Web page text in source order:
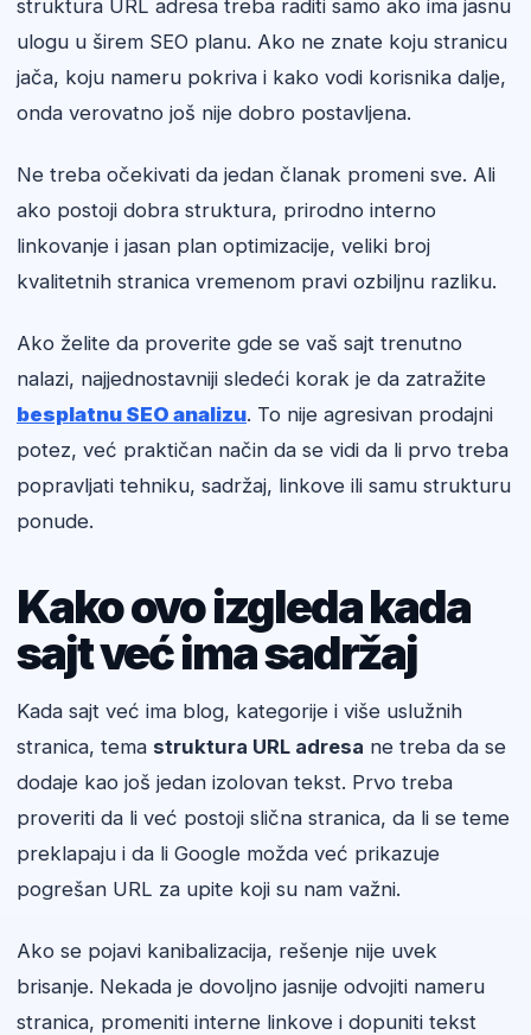
struktura URL adresa treba raditi samo ako ima jasnu
ulogu u širem SEO planu. Ako ne znate koju stranicu
jača, koju nameru pokriva i kako vodi korisnika dalje,
onda verovatno još nije dobro postavljena.
Ne treba očekivati da jedan članak promeni sve. Ali
ako postoji dobra struktura, prirodno interno
linkovanje i jasan plan optimizacije, veliki broj
kvalitetnih stranica vremenom pravi ozbiljnu razliku.
Ako želite da proverite gde se vaš sajt trenutno
nalazi, najjednostavniji sledeći korak je da zatražite
besplatnu SEO analizu. To nije agresivan prodajni
potez, već praktičan način da se vidi da li prvo treba
popravljati tehniku, sadržaj, linkove ili samu strukturu
ponude.
Kako ovo izgleda kada
sajt već ima sadržaj
Kada sajt već ima blog, kategorije i više uslužnih
stranica, tema struktura URL adresa ne treba da se
dodaje kao još jedan izolovan tekst. Prvo treba
proveriti da li već postoji slična stranica, da li se teme
preklapaju i da li Google možda već prikazuje
pogrešan URL za upite koji su nam važni.
Ako se pojavi kanibalizacija, rešenje nije uvek
brisanje. Nekada je dovoljno jasnije odvojiti nameru
stranica, promeniti interne linkove i dopuniti tekst